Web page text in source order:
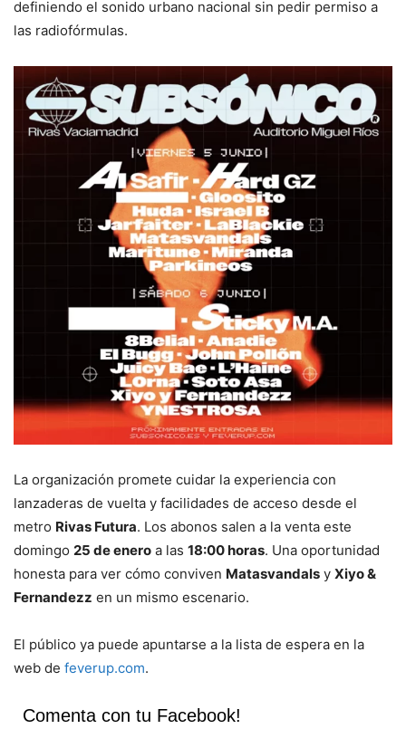
definiendo el sonido urbano nacional sin pedir permiso a
las radiofórmulas.
La organización promete cuidar la experiencia con
lanzaderas de vuelta y facilidades de acceso desde el
metro Rivas Futura. Los abonos salen a la venta este
domingo 25 de enero a las 18:00 horas. Una oportunidad
honesta para ver cómo conviven Matasvandals y Xiyo &
Fernandezz en un mismo escenario.
El público ya puede apuntarse a la lista de espera en la
web de feverup.com.
Comenta con tu Facebook!